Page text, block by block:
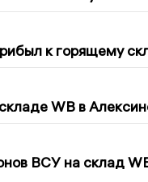
к горящему
WB в
ВСУ на склад